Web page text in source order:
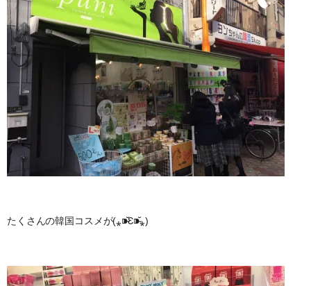
たくさんの韓国コスメが(⁎⁍̴̆Ɛ⁍̴̆⁎)